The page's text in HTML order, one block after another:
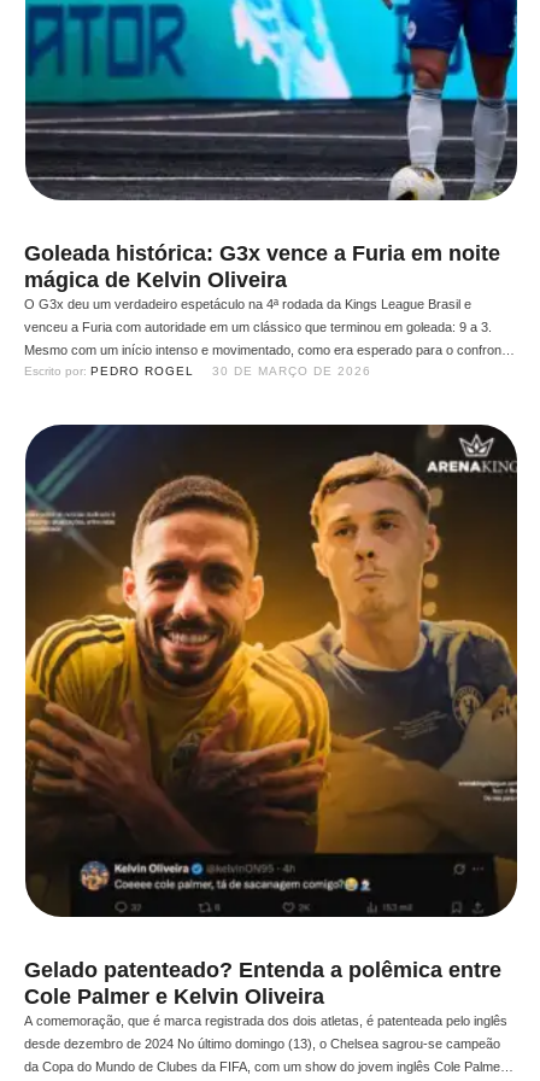
Goleada histórica: G3x vence a Furia em noite
mágica de Kelvin Oliveira
O G3x deu um verdadeiro espetáculo na 4ª rodada da Kings League Brasil e
venceu a Furia com autoridade em um clássico que terminou em goleada: 9 a 3.
Mesmo com um início intenso e movimentado, como era esperado para o confronto,
a equipe presidida por Gaules rapidamente assumiu o controle da partida e não …
Escrito por: PEDRO ROGEL 30 DE MARÇO DE 2026
Gelado patenteado? Entenda a polêmica entre
Cole Palmer e Kelvin Oliveira
A comemoração, que é marca registrada dos dois atletas, é patenteada pelo inglês
desde dezembro de 2024 No último domingo (13), o Chelsea sagrou-se campeão
da Copa do Mundo de Clubes da FIFA, com um show do jovem inglês Cole Palmer,